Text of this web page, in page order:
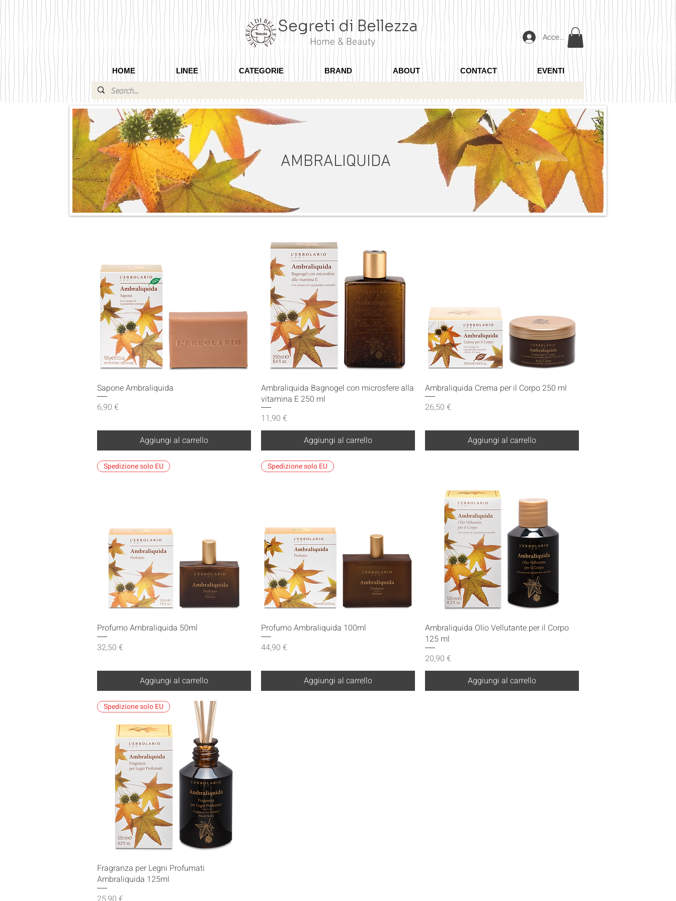
Segreti di Bellezza
Home & Beauty Accedi
HOME LINEE CATEGORIE BRAND ABOUT CONTACT EVENTI
3 ROSAAMBRALIQUIDA
Vista rapida
Sapone Ambraliquida
Prezzo
6,90 €
Aggiungi al carrello
Vista rapida
Ambraliquida Bagnogel con microsfere alla
vitamina E 250 ml
Prezzo
11,90 €
Aggiungi al carrello
Vista rapida
Ambraliquida Crema per il Corpo 250 ml
Prezzo
26,50 €
Aggiungi al carrello
Vista rapida
Spedizione solo EU
Profumo Ambraliquida 50ml
Prezzo
32,50 €
Aggiungi al carrello
Vista rapida
Spedizione solo EU
Profumo Ambraliquida 100ml
Prezzo
44,90 €
Aggiungi al carrello
Vista rapida
Ambraliquida Olio Vellutante per il Corpo
125 ml
Prezzo
20,90 €
Aggiungi al carrello
Vista rapida
Spedizione solo EU
Fragranza per Legni Profumati
Ambraliquida 125ml
Prezzo